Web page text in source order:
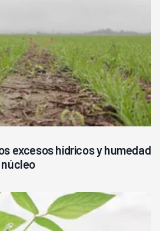
excesos hídricos y humedad